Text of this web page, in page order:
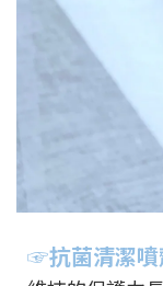
☞抗菌清潔